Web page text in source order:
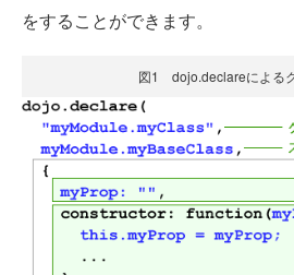
をすることができます。
図1 dojo.declareによる